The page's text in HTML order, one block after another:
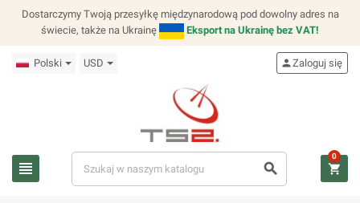
Dostarczymy Twoją przesyłkę międzynarodową pod dowolny adres na
świecie, także na Ukrainę
Eksport na Ukrainę bez VAT!
Polski USD
view_headline search
personZaloguj się
shopping_cart
0